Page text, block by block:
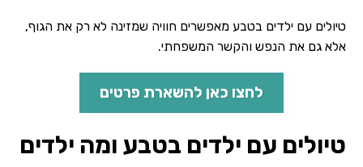
טיולים עם ילדים בטבע מאפשרים חוויה שמזינה לא רק את הגוף,
אלא גם את הנפש והקשר המשפחתי.
לחצו כאן להשארת פרטים
טיולים עם ילדים בטבע ומה ילדים